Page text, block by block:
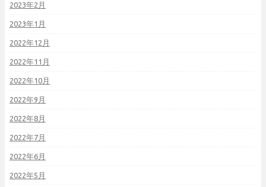
2023年2月
2023年1月
2022年12月
2022年11月
2022年10月
2022年9月
2022年8月
2022年7月
2022年6月
2022年5月